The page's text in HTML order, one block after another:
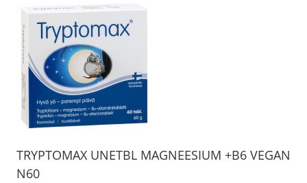
TRYPTOMAX UNETBL MAGNEESIUM +B6 VEGAN
N60